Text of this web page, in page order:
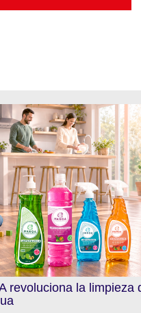
revoluciona la limpieza